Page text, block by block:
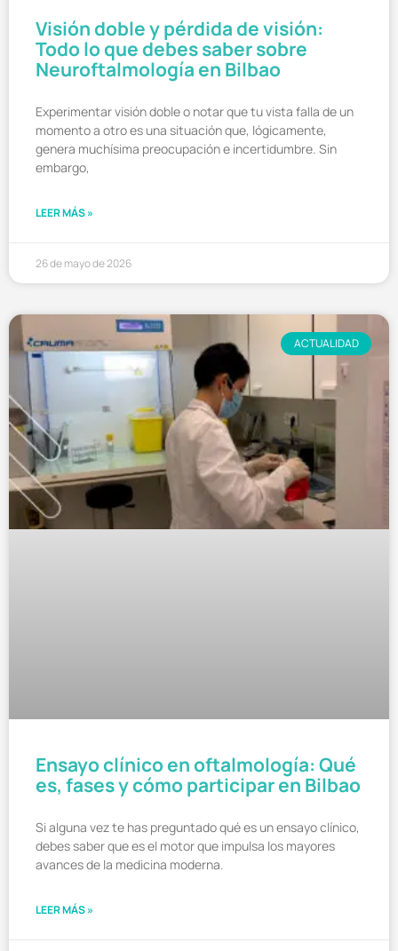
Visión doble y pérdida de visión:
Todo lo que debes saber sobre
Neuroftalmología en Bilbao
Experimentar visión doble o notar que tu vista falla de un
momento a otro es una situación que, lógicamente,
genera muchísima preocupación e incertidumbre. Sin
embargo,
LEER MÁS »
26 de mayo de 2026
ACTUALIDAD
Ensayo clínico en oftalmología: Qué
es, fases y cómo participar en Bilbao
Si alguna vez te has preguntado qué es un ensayo clínico,
debes saber que es el motor que impulsa los mayores
avances de la medicina moderna.
LEER MÁS »